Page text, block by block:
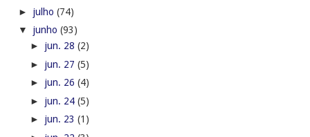
► julho (74)
▼ junho (93)
► jun. 28 (2)
► jun. 27 (5)
► jun. 26 (4)
► jun. 24 (5)
► jun. 23 (1)